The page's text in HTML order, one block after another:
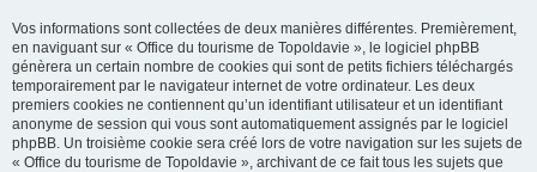
Vos informations sont collectées de deux manières différentes. Premièrement,
en naviguant sur « Office du tourisme de Topoldavie », le logiciel phpBB
génèrera un certain nombre de cookies qui sont de petits fichiers téléchargés
temporairement par le navigateur internet de votre ordinateur. Les deux
premiers cookies ne contiennent qu’un identifiant utilisateur et un identifiant
anonyme de session qui vous sont automatiquement assignés par le logiciel
phpBB. Un troisième cookie sera créé lors de votre navigation sur les sujets de
« Office du tourisme de Topoldavie », archivant de ce fait tous les sujets que